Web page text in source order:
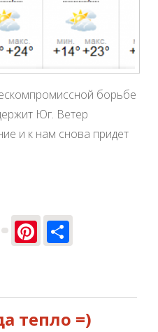
борьбе
Юг. Ветер
и к нам снова придет
TwitterPinterest
тепло =)